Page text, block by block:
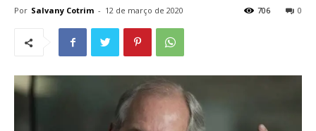
Por Salvany Cotrim - 12 de março de 2020 0
706